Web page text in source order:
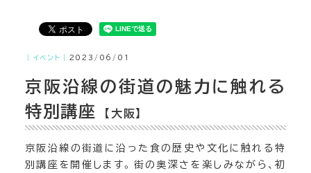
｜イベント｜ 2023/06/01
京阪沿線の街道の魅力に触れる
特別講座
【大阪】
京阪沿線の街道に沿った食の歴史や文化に触れる特
別講座を開催します。街の奥深さを楽しみながら、初